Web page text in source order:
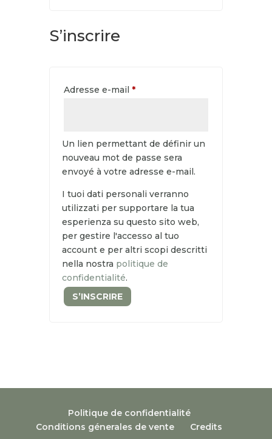
S’inscrire
Adresse e-mail *Obligatoire
Un lien permettant de définir un
nouveau mot de passe sera
envoyé à votre adresse e-mail.
I tuoi dati personali verranno
utilizzati per supportare la tua
esperienza su questo sito web,
per gestire l'accesso al tuo
account e per altri scopi descritti
nella nostra politique de
confidentialité.
S’INSCRIRE
Politique de confidentialité
Conditions génerales de vente
Credits